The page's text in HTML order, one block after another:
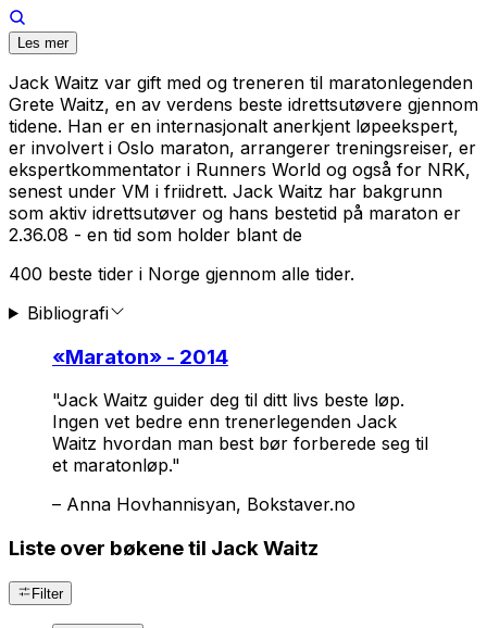
Les mer
Jack Waitz var gift med og treneren til maratonlegenden
Grete Waitz, en av verdens beste idrettsutøvere gjennom
tidene. Han er en internasjonalt anerkjent løpeekspert,
er involvert i Oslo maraton, arrangerer treningsreiser, er
ekspertkommentator i Runners World og også for NRK,
senest under VM i friidrett. Jack Waitz har bakgrunn
som aktiv idrettsutøver og hans bestetid på maraton er
2.36.08 - en tid som holder blant de
400 beste tider i Norge gjennom alle tider.
Bibliografi
«Maraton» - 2014
"Jack Waitz guider deg til ditt livs beste løp.
Ingen vet bedre enn trenerlegenden Jack
Waitz hvordan man best bør forberede seg til
et maratonløp."
– Anna Hovhannisyan, Bokstaver.no
Liste over bøkene til Jack Waitz
Filter